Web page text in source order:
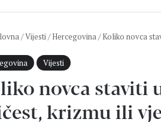
/Vijesti/ Hercegovina/ Koliko novca
Vijesti
novca staviti
krizmu ili